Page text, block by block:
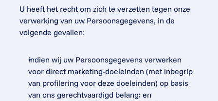
U heeft het recht om zich te verzetten tegen onze
verwerking van uw Persoonsgegevens, in de
volgende gevallen:
indien wij uw Persoonsgegevens verwerken
voor direct marketing-doeleinden (met inbegrip
van profilering voor deze doeleinden) op basis
van ons gerechtvaardigd belang; en